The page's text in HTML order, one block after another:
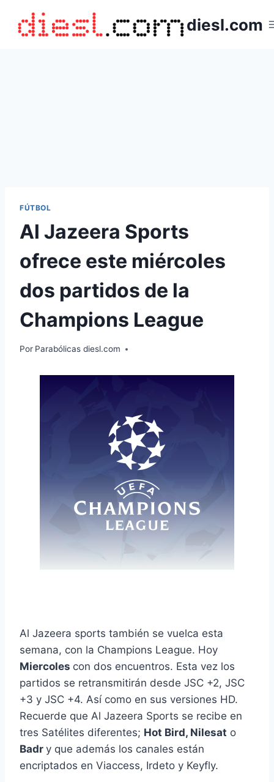
contenido
diesl.com
FÚTBOL
Al Jazeera Sports
ofrece este miércoles
dos partidos de la
Champions League
Por Parabólicas diesl.com
Al Jazeera sports también se vuelca esta
semana, con la Champions League. Hoy
Miercoles con dos encuentros. Esta vez los
partidos se retransmitirán desde JSC +2, JSC
+3 y JSC +4. Así como en sus versiones HD.
Recuerde que Al Jazeera Sports se recibe en
tres Satélites diferentes; Hot Bird, Nilesat o
Badr y que además los canales están
encriptados en Viaccess, Irdeto y Keyfly.